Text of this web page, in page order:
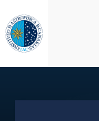
to
main
content